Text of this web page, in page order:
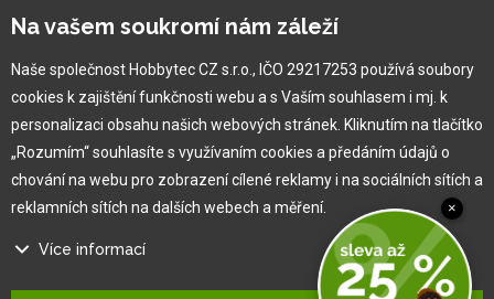
Vlastní výroba
Náš tým
O nás
Pro zákazníka
Obchodní podmínky
Jak na reklamaci
Na vašem soukromí nám záleží
Naše společnost Hobbytec CZ s.r.o., IČO 29217253 používá soubory
cookies k zajištění funkčnosti webu a s Vaším souhlasem i mj. k
personalizaci obsahu našich webových stránek. Kliknutím na tlačítko
„Rozumím“ souhlasíte s využívaním cookies a předáním údajů o
chování na webu pro zobrazení cílené reklamy i na sociálních sítích a
reklamních sítích na dalších webech a měření.
Více informací
×